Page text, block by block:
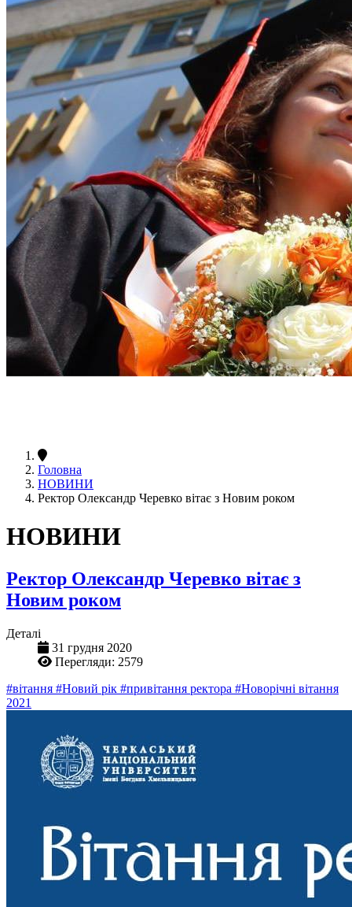
Головна
НОВИНИ
Ректор Олександр Черевко вітає з Новим роком
НОВИНИ
Ректор Олександр Черевко вітає з
Новим роком
Деталі
31 грудня 2020
Перегляди: 2579
#вітання #Новий рік #привітання ректора #Новорічні вітання
2021